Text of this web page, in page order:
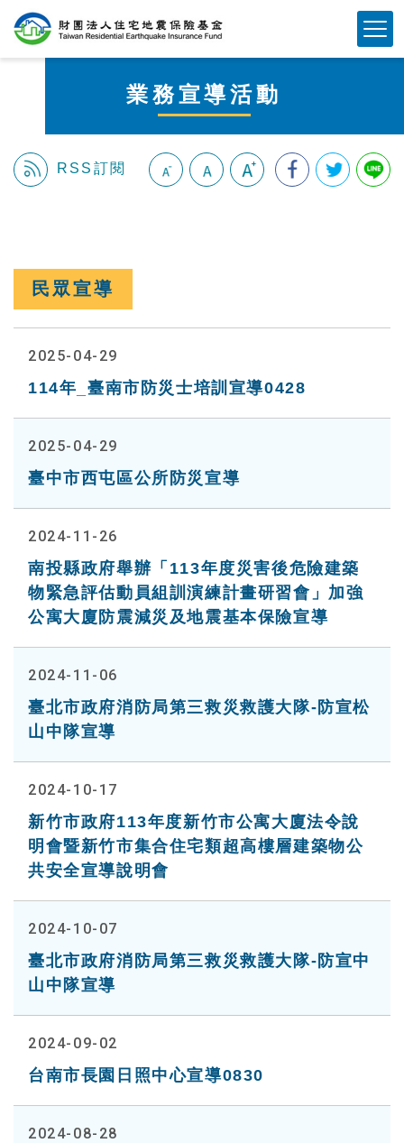
業務宣導活動
RSS訂閱
民眾宣導
2025-04-29
114年_臺南市防災士培訓宣導0428
2025-04-29
臺中市西屯區公所防災宣導
2024-11-26
南投縣政府舉辦「113年度災害後危險建築
物緊急評估動員組訓演練計畫研習會」加強
公寓大廈防震減災及地震基本保險宣導
2024-11-06
臺北市政府消防局第三救災救護大隊-防宣松
山中隊宣導
2024-10-17
新竹市政府113年度新竹市公寓大廈法令說
明會暨新竹市集合住宅類超高樓層建築物公
共安全宣導說明會
2024-10-07
臺北市政府消防局第三救災救護大隊-防宣中
山中隊宣導
2024-09-02
台南市長園日照中心宣導0830
2024-08-28